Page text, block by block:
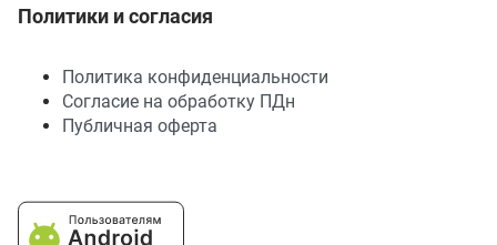
Политики и согласия
Политика конфиденциальности
Согласие на обработку ПДн
Публичная оферта